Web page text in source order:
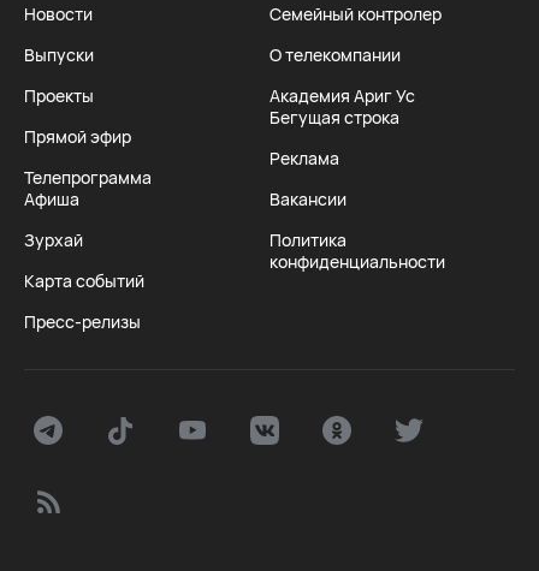
Новости
Выпуски
Проекты
Прямой эфир
Телепрограмма
Афиша
Зурхай
Карта событий
Пресс-релизы
Семейный контролер
О телекомпании
Академия Ариг Ус
Бегущая строка
Реклама
Вакансии
Политика
конфиденциальности